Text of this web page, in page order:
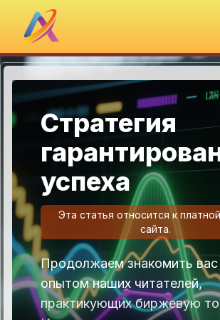
Стратегия
успеха
Эта статья относится к
сайта.
Продолжаем знакомить вас
опытом наших читателей,
практикующих биржевую